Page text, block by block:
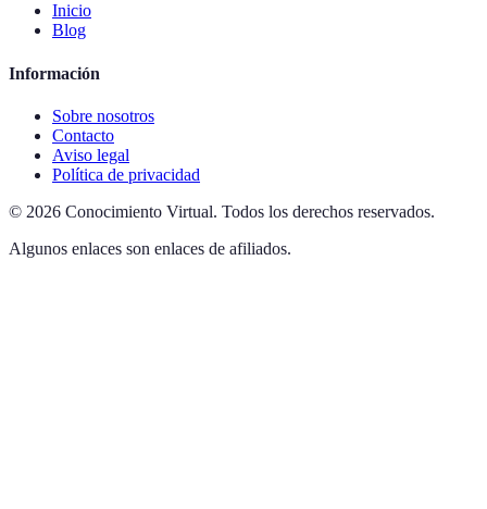
Inicio
Blog
Información
Sobre nosotros
Contacto
Aviso legal
Política de privacidad
© 2026 Conocimiento Virtual. Todos los derechos reservados.
Algunos enlaces son enlaces de afiliados.